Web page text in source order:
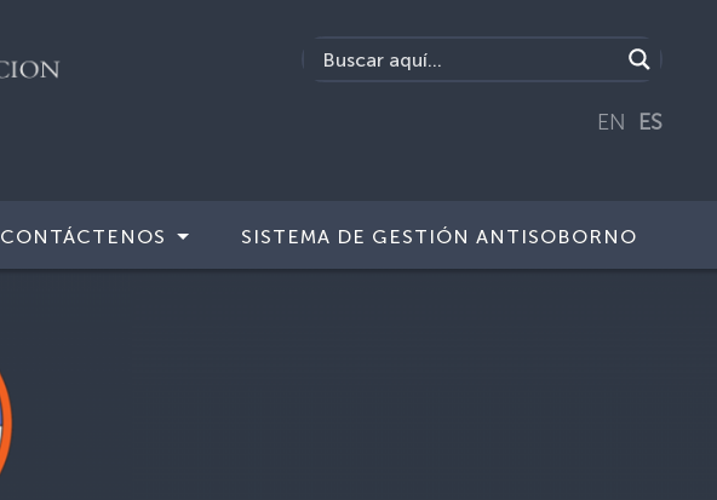
EN ES
CONTÁCTENOS SISTEMA DE GESTIÓN ANTISOBORNO